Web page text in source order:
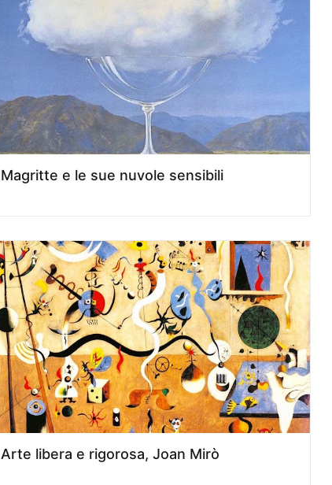
Magritte e le sue nuvole sensibili
Arte libera e rigorosa, Joan Mirò